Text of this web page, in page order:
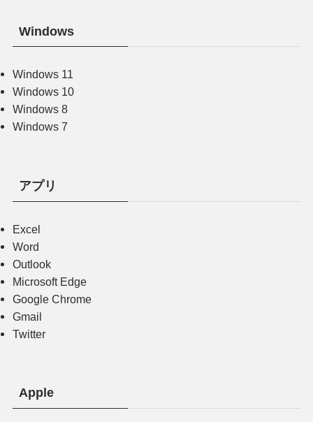
Windows
Windows 11
Windows 10
Windows 8
Windows 7
アプリ
Excel
Word
Outlook
Microsoft Edge
Google Chrome
Gmail
Twitter
Apple